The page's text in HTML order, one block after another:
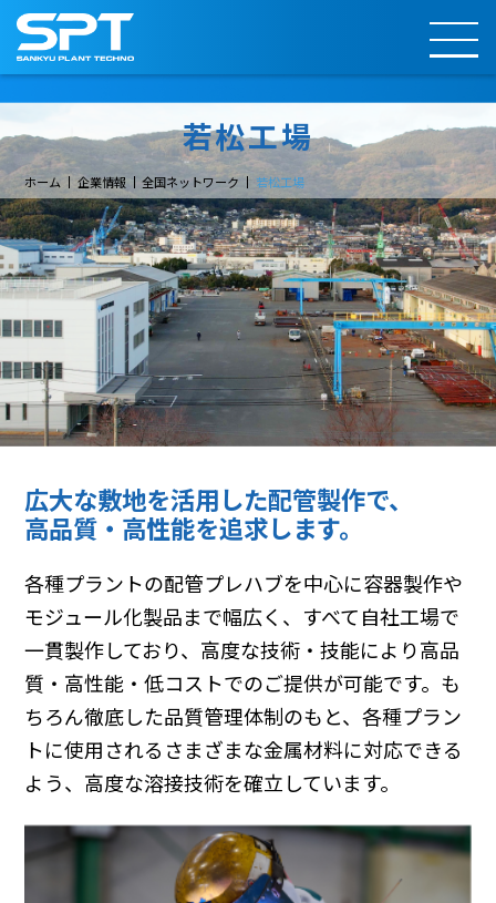
若松工場
ホーム 企業情報 全国ネットワーク 若松工場
広大な敷地を活用した配管製作で、
高品質・高性能を追求します。
各種プラントの配管プレハブを中心に容器製作や
モジュール化製品まで幅広く、すべて自社工場で
一貫製作しており、高度な技術・技能により高品
質・高性能・低コストでのご提供が可能です。も
ちろん徹底した品質管理体制のもと、各種プラン
トに使用されるさまざまな金属材料に対応できる
よう、高度な溶接技術を確立しています。